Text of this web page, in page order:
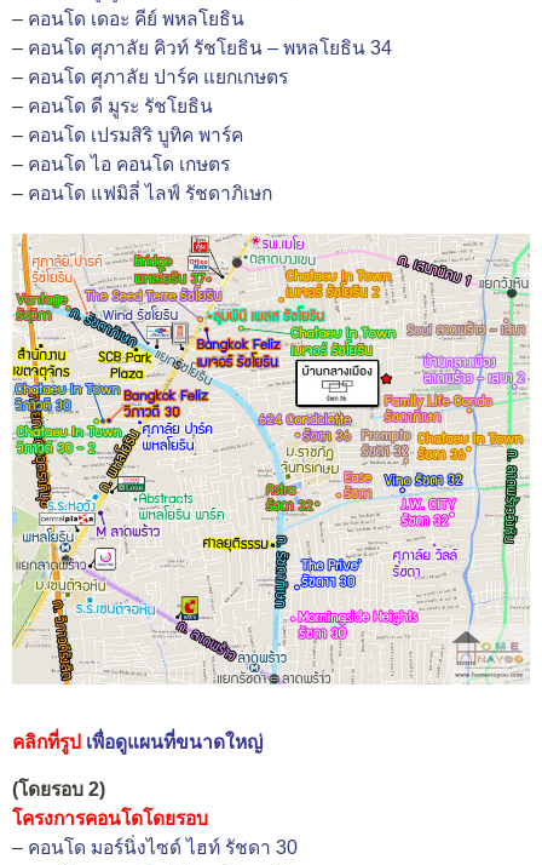
– คอนโด เดอะ คีย์ พหลโยธิน
– คอนโด ศุภาลัย คิวท์ รัชโยธิน – พหลโยธิน 34
– คอนโด ศุภาลัย ปาร์ค แยกเกษตร
– คอนโด ดี มูระ รัชโยธิน
– คอนโด เปรมสิริ บูทิค พาร์ค
– คอนโด ไอ คอนโด เกษตร
– คอนโด แฟมิลี่ ไลฟ์ รัชดาภิเษก
คลิกที่รูป เพื่อดูแผนที่ขนาดใหญ่
(โดยรอบ 2)
โครงการคอนโดโดยรอบ
– คอนโด มอร์นิ่งไซด์ ไฮท์ รัชดา 30